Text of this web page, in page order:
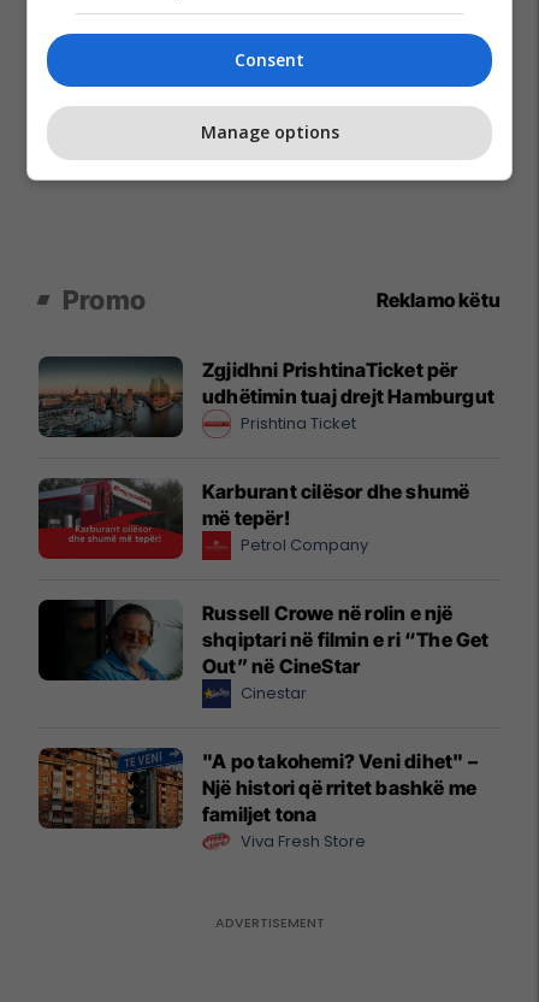
Promo Reklamo këtu
Zgjidhni PrishtinaTicket për
udhëtimin tuaj drejt Hamburgut
Prishtina Ticket
Karburant cilësor dhe shumë
më tepër!
Petrol Company
Russell Crowe në rolin e një
shqiptari në filmin e ri “The Get
Out” në CineStar
Cinestar
"A po takohemi? Veni dihet" –
Një histori që rritet bashkë me
familjet tona
Viva Fresh Store
Consent
Manage options